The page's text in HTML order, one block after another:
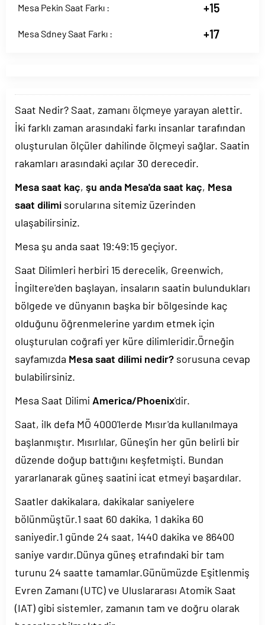
Mesa Pekin Saat Farkı : +15
Mesa Sdney Saat Farkı : +17
Saat Nedir? Saat, zamanı ölçmeye yarayan alettir.
İki farklı zaman arasındaki farkı insanlar tarafından
oluşturulan ölçüler dahilinde ölçmeyi sağlar. Saatin
rakamları arasındaki açılar 30 derecedir.
Mesa saat kaç, şu anda Mesa'da saat kaç, Mesa
saat dilimi sorularına sitemiz üzerinden
ulaşabilirsiniz.
Mesa şu anda saat 19:49:15 geçiyor.
Saat Dilimleri herbiri 15 derecelik, Greenwich,
İngiltere'den başlayan, insaların saatin bulundukları
bölgede ve dünyanın başka bir bölgesinde kaç
olduğunu öğrenmelerine yardım etmek için
oluşturulan coğrafi yer küre dilimleridir.Örneğin
sayfamızda Mesa saat dilimi nedir? sorusuna cevap
bulabilirsiniz.
Mesa Saat Dilimi America/Phoenix'dir.
Saat, ilk defa MÖ 4000'lerde Mısır'da kullanılmaya
başlanmıştır. Mısırlılar, Güneş'in her gün belirli bir
düzende doğup battığını keşfetmişti. Bundan
yararlanarak güneş saatini icat etmeyi başardılar.
Saatler dakikalara, dakikalar saniyelere
bölünmüştür.1 saat 60 dakika, 1 dakika 60
saniyedir.1 günde 24 saat, 1440 dakika ve 86400
saniye vardır.Dünya güneş etrafındaki bir tam
turunu 24 saatte tamamlar.Günümüzde Eşitlenmiş
Evren Zamanı (UTC) ve Uluslararası Atomik Saat
(IAT) gibi sistemler, zamanın tam ve doğru olarak